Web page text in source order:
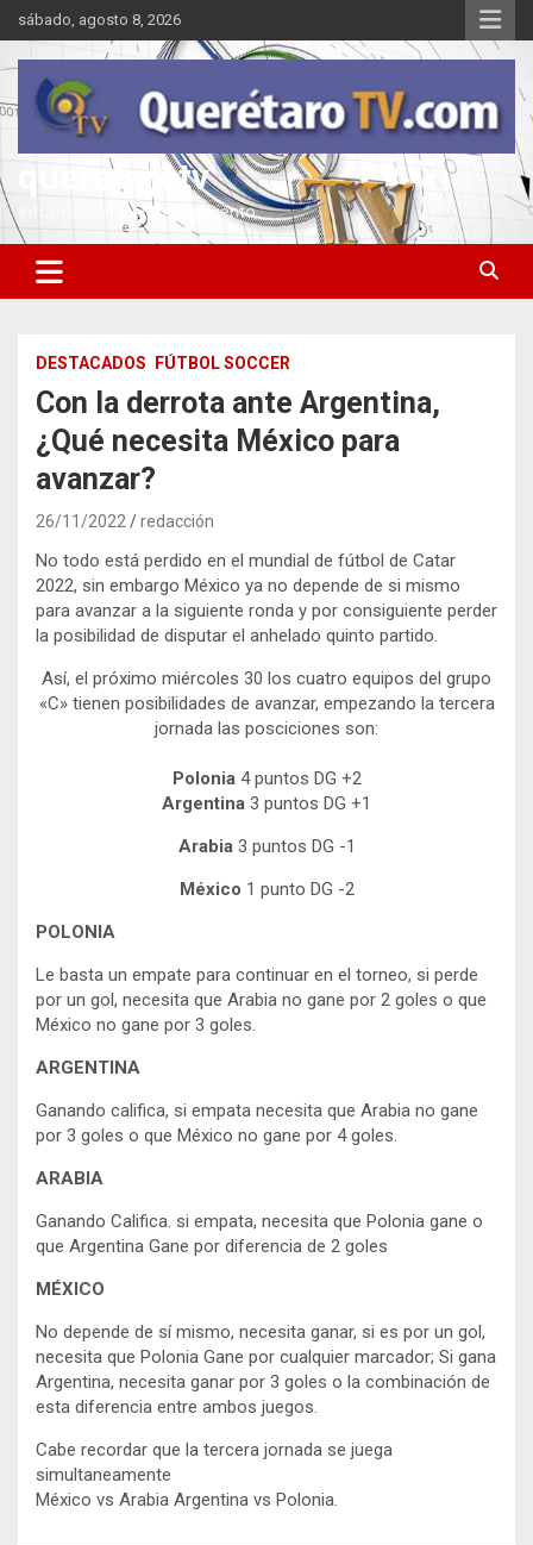
Saltar
al
contenido
sábado, agosto 8, 2026
queretarotv
Información y entretenimiento
DESTACADOS FÚTBOL SOCCER
Con la derrota ante Argentina,
¿Qué necesita México para
avanzar?
26/11/2022 redacción
No todo está perdido en el mundial de fútbol de Catar
2022, sin embargo México ya no depende de si mismo
para avanzar a la siguiente ronda y por consiguiente perder
la posibilidad de disputar el anhelado quinto partido.
Así, el próximo miércoles 30 los cuatro equipos del grupo
«C» tienen posibilidades de avanzar, empezando la tercera
jornada las posciciones son:
Polonia 4 puntos DG +2
Argentina 3 puntos DG +1
Arabia3 puntos DG -1
México 1 punto DG -2
POLONIA
Le basta un empate para continuar en el torneo, si perde
por un gol, necesita que Arabia no gane por 2 goles o que
México no gane por 3 goles.
ARGENTINA
Ganando califica, si empata necesita que Arabia no gane
por 3 goles o que México no gane por 4 goles.
ARABIA
Ganando Califica. si empata, necesita que Polonia gane o
que Argentina Gane por diferencia de 2 goles
MÉXICO
No depende de sí mismo, necesita ganar, si es por un gol,
necesita que Polonia Gane por cualquier marcador; Si gana
Argentina, necesita ganar por 3 goles o la combinación de
esta diferencia entre ambos juegos.
Cabe recordar que la tercera jornada se juega
simultaneamente
México vs Arabia Argentina vs Polonia.